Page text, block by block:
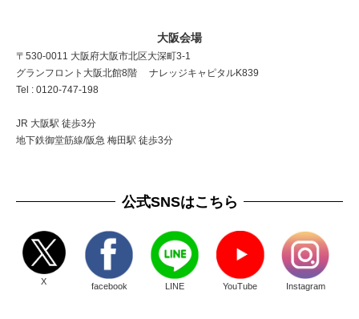
大阪会場
〒530-0011 大阪府大阪市北区大深町3-1
グランフロント大阪北館8階 ナレッジキャピタルK839
Tel : 0120-747-198
JR 大阪駅 徒歩3分
地下鉄御堂筋線/阪急 梅田駅 徒歩3分
公式SNSはこちら
X facebook LINE YouTube Instagram